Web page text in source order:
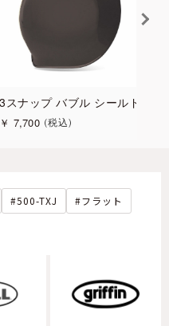
ア
3スナップ バブル シールド ダ
￥ 7,700 税込
500-TXJ
フラット